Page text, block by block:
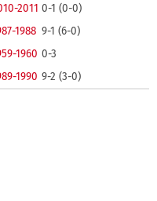
2011 0-1 (0-0)
1988 9-1 (6-0)
1960 0-3
1990 9-2 (3-0)